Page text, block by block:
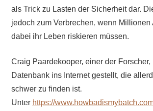
als Trick zu Lasten der Sicherheit dar.
jedoch zum Verbrechen, wenn Millionen
dabei ihr Leben riskieren müssen.
Craig Paardekooper, einer der Forscher,
Datenbank ins Internet gestellt, die
schwer zu finden ist.
Unter https://